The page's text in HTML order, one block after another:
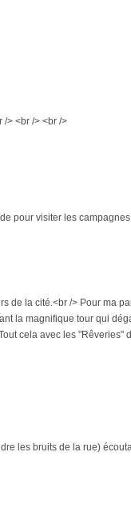
/> <br /> <br />
pour visiter les
de la cité.<br /> Pour ma
la magnifique tour qui
cela avec les "Rêveries"
les bruits de la rue)